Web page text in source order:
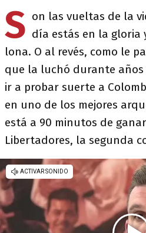
S on las vueltas de la
día estás en la gloria
lona. O al revés, como le
que la luchó durante años
ir a probar suerte a
en uno de los mejores
está a 90 minutos de
Libertadores, la segunda